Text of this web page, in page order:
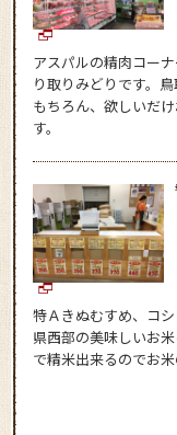
アスパルの精肉コー
り取りみどりです。
もちろん、欲しいだ
す。
特Ａきぬむすめ、コ
県西部の美味しいお
で精米出来るのでお米